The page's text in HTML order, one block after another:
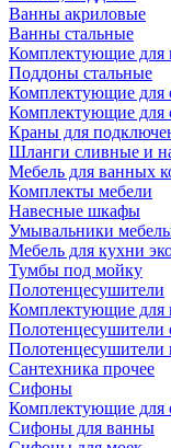
Ванны акриловые
Ванны стальные
Комплектующие для
Поддоны стальные
Комплектующие для
Комплектующие для
Краны для
Шланги сливные и
Мебель для ванных
Комплекты мебели
Навесные шкафы
Умывальники
Мебель для кухни
Тумбы под мойку
Полотенцесушители
Комплектующие для
Сантехника прочее
Сифоны
Комплектующие для
Сифоны для ванны